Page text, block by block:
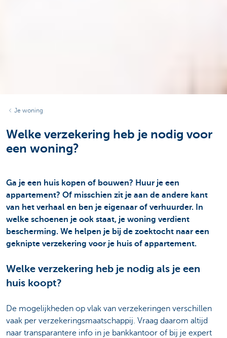
Je woning
Welke verzekering heb je nodig voor
een woning?
Ga je een huis kopen of bouwen? Huur je een
appartement? Of misschien zit je aan de andere kant
van het verhaal en ben je eigenaar of verhuurder. In
welke schoenen je ook staat, je woning verdient
bescherming. We helpen je bij de zoektocht naar een
geknipte verzekering voor je huis of appartement.
Welke verzekering heb je nodig als je een
huis koopt?
De mogelijkheden op vlak van verzekeringen verschillen
vaak per verzekeringsmaatschappij. Vraag daarom altijd
naar transparantere info in je bankkantoor of bij je expert